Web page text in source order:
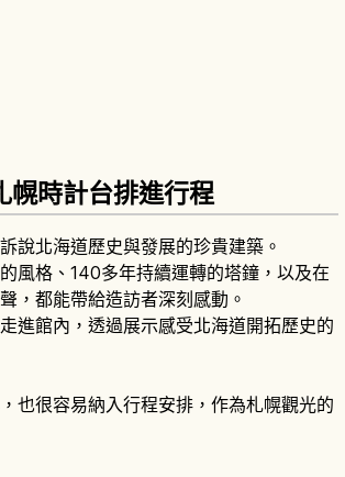
幌時計台排進行程
說北海道歷史與發展的珍貴建築。
風格、140多年持續運轉的塔鐘，以及在
，都能帶給造訪者深刻感動。
進館內，透過展示感受北海道開拓歷史的
也很容易納入行程安排，作為札幌觀光的